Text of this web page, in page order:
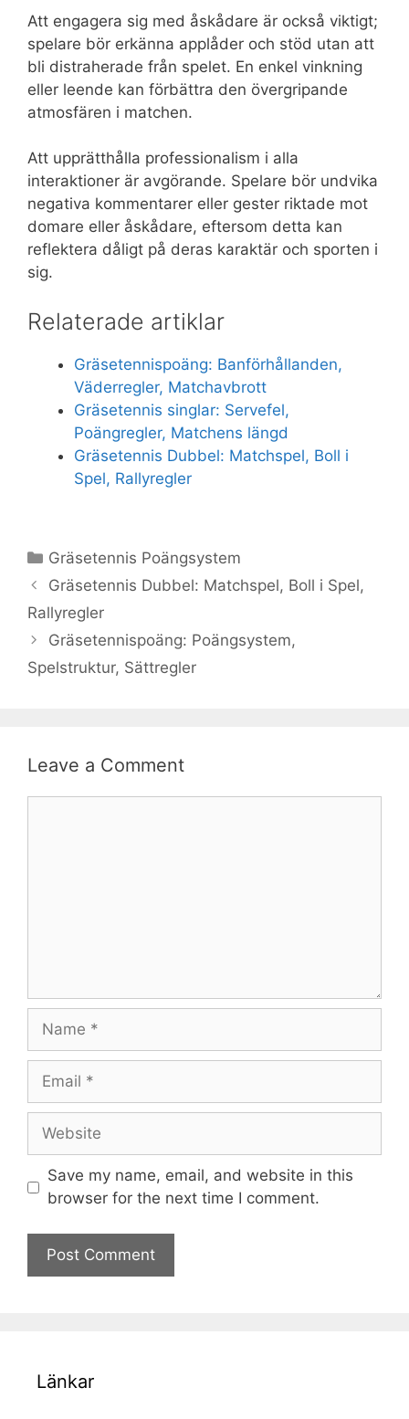
Att engagera sig med åskådare är också viktigt;
spelare bör erkänna applåder och stöd utan att
bli distraherade från spelet. En enkel vinkning
eller leende kan förbättra den övergripande
atmosfären i matchen.
Att upprätthålla professionalism i alla
interaktioner är avgörande. Spelare bör undvika
negativa kommentarer eller gester riktade mot
domare eller åskådare, eftersom detta kan
reflektera dåligt på deras karaktär och sporten i
sig.
Relaterade artiklar
Gräsetennispoäng: Banförhållanden,
Väderregler, Matchavbrott
Gräsetennis singlar: Servefel,
Poängregler, Matchens längd
Gräsetennis Dubbel: Matchspel, Boll i
Spel, Rallyregler
Categories
Gräsetennis Poängsystem
Gräsetennis Dubbel: Matchspel, Boll i Spel,
Rallyregler
Gräsetennispoäng: Poängsystem,
Spelstruktur, Sättregler
Leave a Comment
Name
Email
Website
Save my name, email, and website in this
browser for the next time I comment.
Länkar